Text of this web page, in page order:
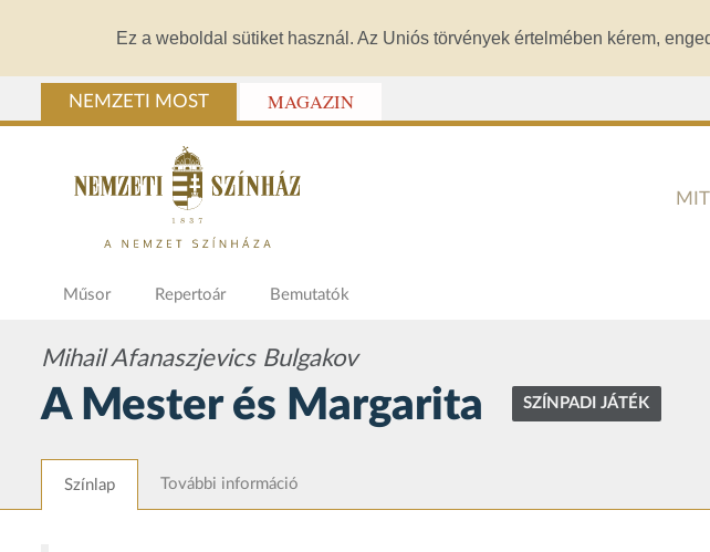
Ez a weboldal sütiket használ. Az Uniós törvények értelmében kérem,
NEMZETI MOST MAGAZIN
Műsor Repertoár Bemutatók
Mihail Afanaszjevics Bulgakov
A Mester és Margarita SZÍNPADI JÁTÉK
Színlap További információ